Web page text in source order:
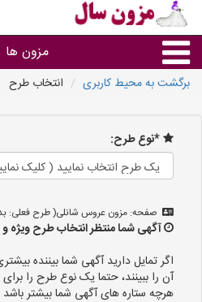
مزون ها
استان
برگشت به محیط کاربری انتخاب طرح
*نوع طرح:
صفحه: مزون عروس شانلی( طرح فعلی:
آگهی شما منتظر انتخاب طرح ویژه
اگر تمایل دارید آگهی شما بیننده
آن را ببینند، حتما یک نوع طرح را
هرچه ستاره های آگهی شما بیشتر باشد